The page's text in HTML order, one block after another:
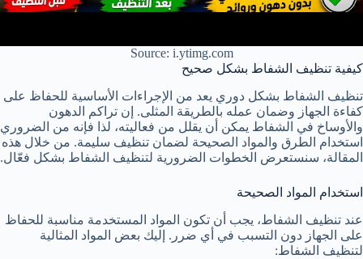
Source: i.ytimg.com
كيفية تنظيف الشفاط بشكل صحيح
تنظيف الشفاط بشكل دوري يعد من الإجراءات الأساسية للحفاظ على
كفاءة الجهاز وضمان عمله بالطريقة المثلى. إن تراكم الدهون
والأوساخ في الشفاط يمكن أن يقلل من فعاليته، لذا فإنه من الضروري
استخدام الطرق والمواد الصحيحة لضمان تنظيف سليمة. من خلال هذه
المقالة، سنستعرض الخطوات الضرورية لتنظيف الشفاط بشكل فعّال.
استخدام المواد الصحيحة
عند تنظيف الشفاط، يجب أن تكون المواد المستخدمة مناسبة للحفاظ
على الجهاز دون التسبب في أي ضرر. إليك بعض المواد المثالية
لتنظيف الشفاط: